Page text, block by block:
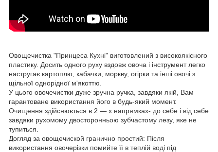
Овощечистка "Принцеса Кухні" виготовлений з високоякісного
пластику. Досить одного руху вздовж овоча і інструмент легко
настругає картоплю, кабачки, моркву, огірки та інші овочі з
щільної однорідної м'якоттю.
У цього овочечистки дуже зручна ручка, завдяки якій, Вам
гарантоване використання його в будь-який момент.
Очищення здійснюється в 2 ― х напрямках- до себе і від себе
завдяки рухомому двосторонньою зубчастому лезу, яке не
тупиться.
Догляд за овощечиской гранично простий: Після
використання овочерізки помийте її в теплій воді під